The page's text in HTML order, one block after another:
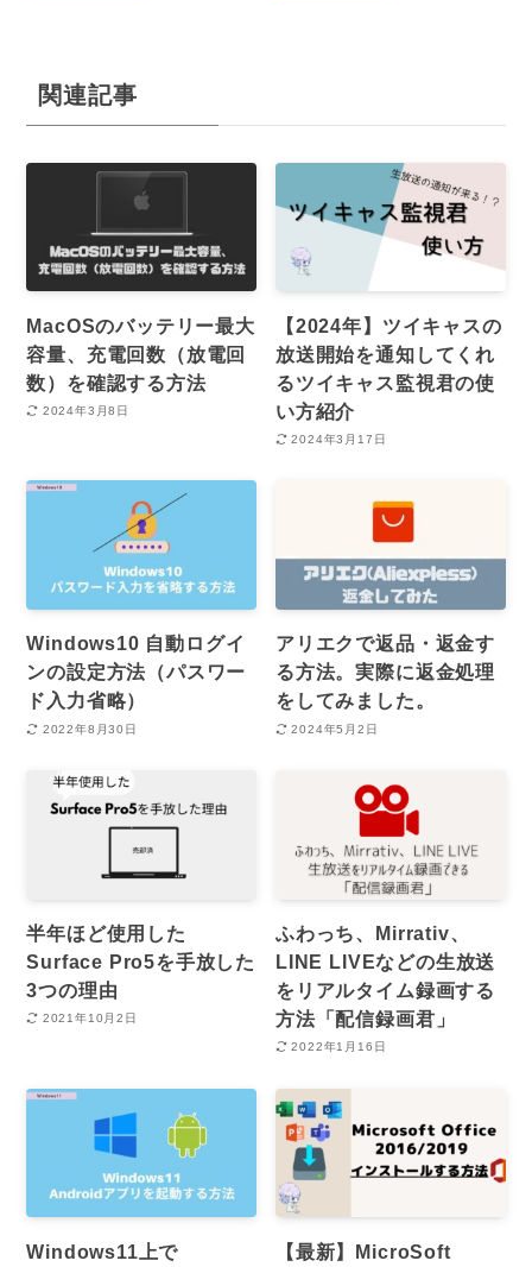
関連記事
MacOSのバッテリー最大
容量、充電回数（放電回
数）を確認する方法
2024年3月8日
【2024年】ツイキャスの
放送開始を通知してくれ
るツイキャス監視君の使
い方紹介
2024年3月17日
Windows10 自動ログイ
ンの設定方法（パスワー
ド入力省略）
2022年8月30日
アリエクで返品・返金す
る方法。実際に返金処理
をしてみました。
2024年5月2日
半年ほど使用した
Surface Pro5を手放した
3つの理由
2021年10月2日
ふわっち、Mirrativ、
LINE LIVEなどの生放送
をリアルタイム録画する
方法「配信録画君」
2022年1月16日
Windows11上で
【最新】MicroSoft